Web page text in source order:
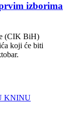
izborima
(CIK BiH)
koji će biti